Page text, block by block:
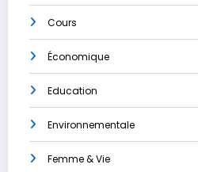
Cours
Économique
Education
Environnementale
Femme & Vie